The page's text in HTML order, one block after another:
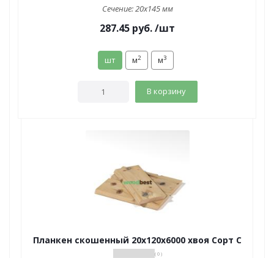
Сечение:20x145 мм
287.45 руб./шт
шт м2 м3
В корзину
Планкен скошенный 20х120х6000 хвоя Сорт С
( 0 )